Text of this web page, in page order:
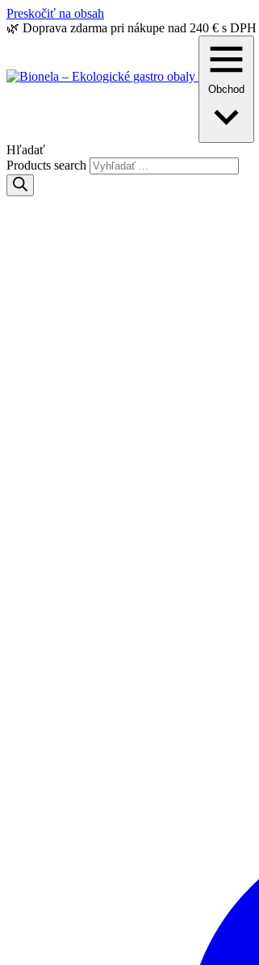
Preskočiť na obsah
🌿 Doprava zdarma pri nákupe nad 240 € s DPH
Obchod
Hľadať
Products search